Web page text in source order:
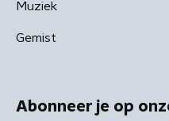
Muziek
Gemist
Abonneer je op